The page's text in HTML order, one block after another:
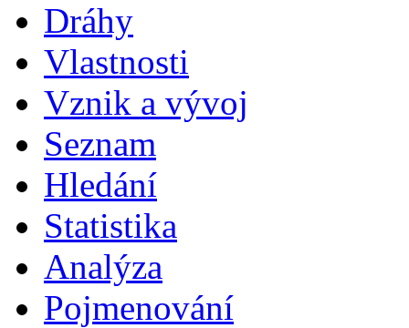
Dráhy
Vlastnosti
Vznik a vývoj
Seznam
Hledání
Statistika
Analýza
Pojmenování